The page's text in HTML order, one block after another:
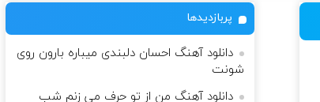
پربازدیدها
دانلود آهنگ احسان دلبندی میباره بارون روی
شونت
دانلود آهنگ من از تو حرف می زنم شب